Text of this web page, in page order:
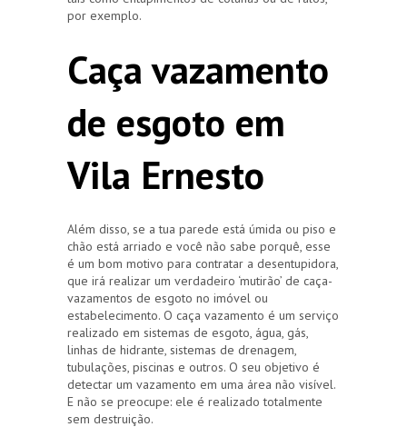
por exemplo.
Caça vazamento
de esgoto em
Vila Ernesto
Além disso, se a tua parede está úmida ou piso e
chão está arriado e você não sabe porquê, esse
é um bom motivo para contratar a desentupidora,
que irá realizar um verdadeiro ‘mutirão’ de caça-
vazamentos de esgoto no imóvel ou
estabelecimento. O caça vazamento é um serviço
realizado em sistemas de esgoto, água, gás,
linhas de hidrante, sistemas de drenagem,
tubulações, piscinas e outros. O seu objetivo é
detectar um vazamento em uma área não visível.
E não se preocupe: ele é realizado totalmente
sem destruição.